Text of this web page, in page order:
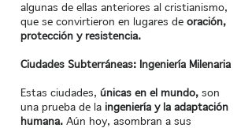
algunas de ellas anteriores al cristianismo,
que se convirtieron en lugares de oración,
protección y resistencia.
Ciudades Subterráneas: Ingeniería Milenaria
Estas ciudades, únicas en el mundo, son
una prueba de la ingeniería y la adaptación
humana. Aún hoy, asombran a sus